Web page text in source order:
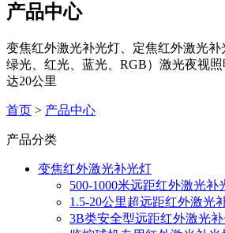
产品中心
变焦红外激光补光灯、定焦红外激光补
绿光、红光、蓝光、RGB）激光夜视
达20公里
首页 > 产品中心
产品分类
变焦红外激光补光灯
500-1000米远距红外激光补
1.5-20公里超远距红外激光
3B类安全型远距红外激光